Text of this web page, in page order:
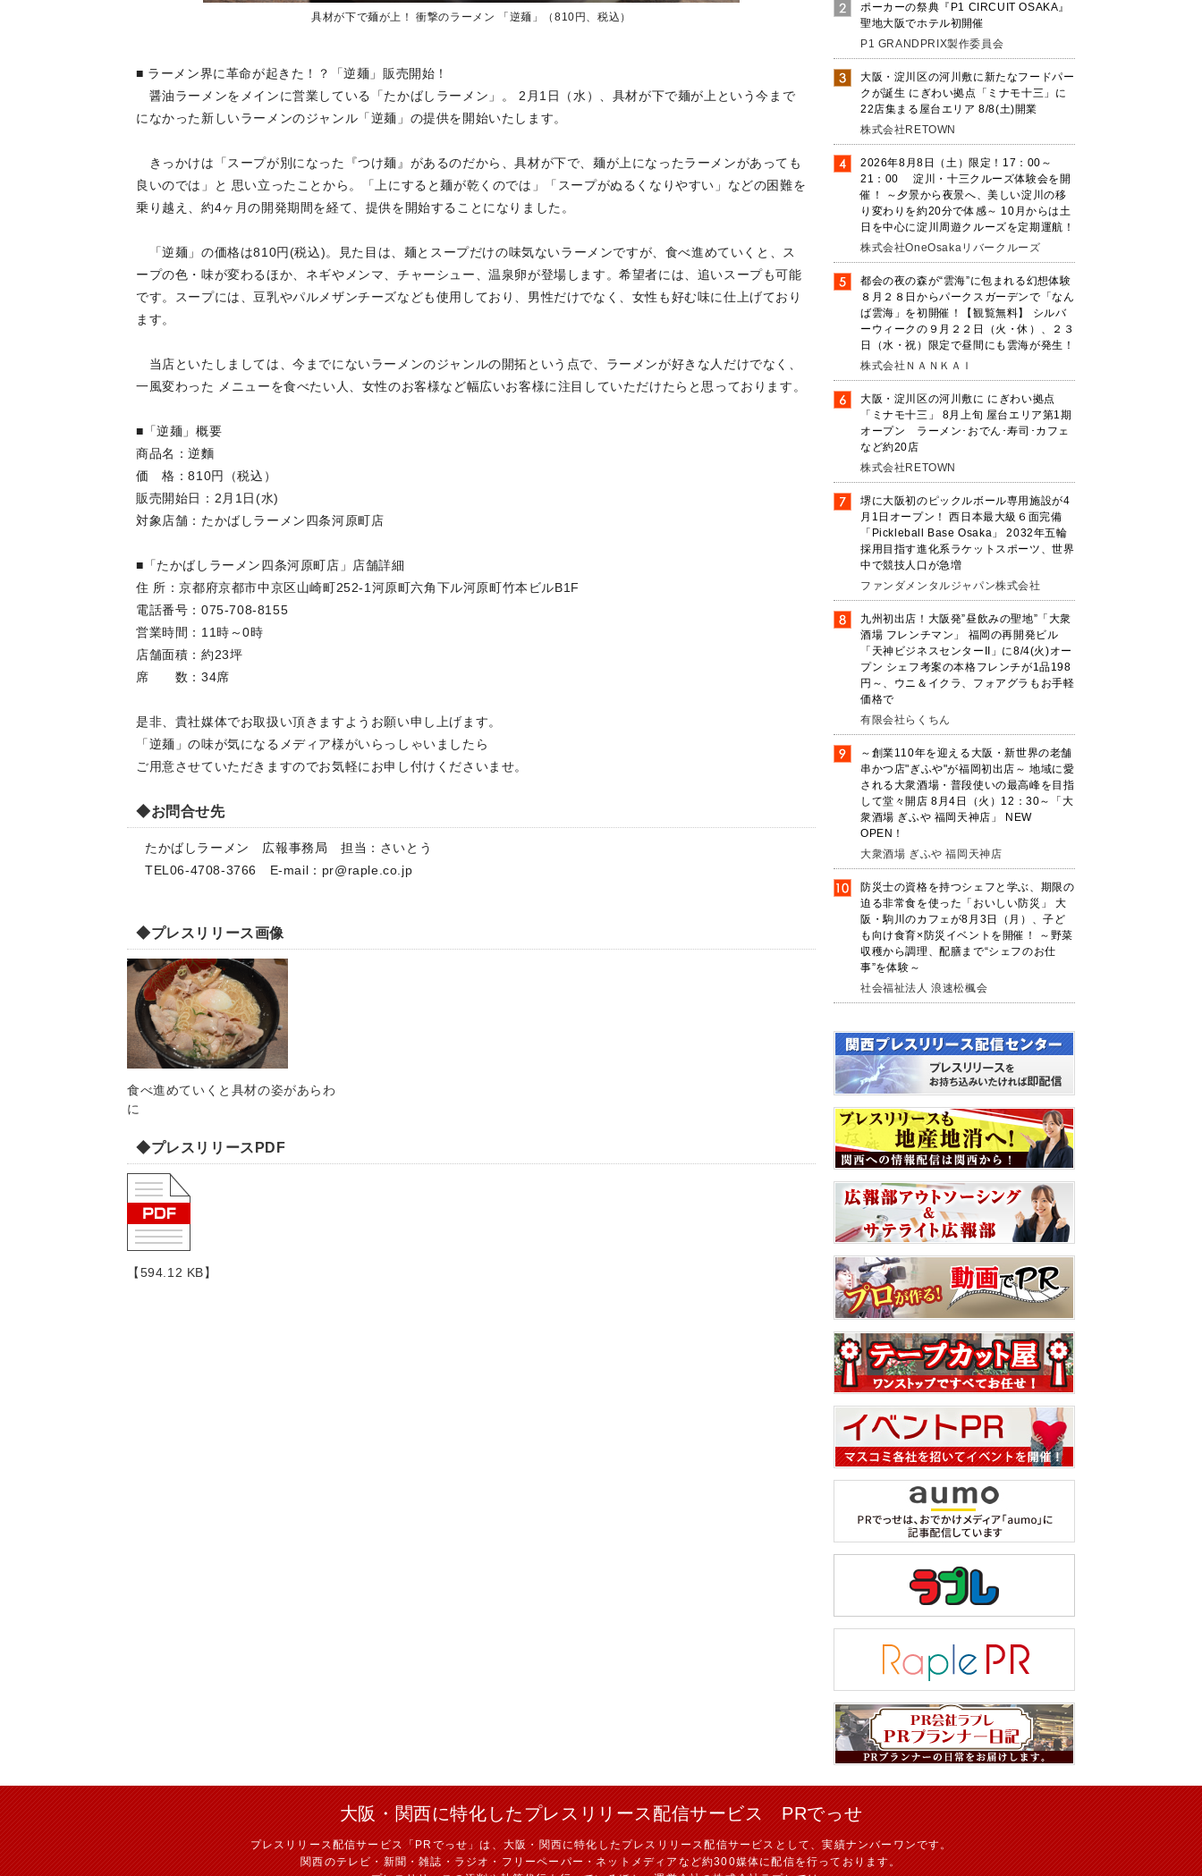
具材が下で麺が上！ 衝撃のラーメン 「逆麺」（810円、税込）
■ ラーメン界に革命が起きた！？「逆麺」販売開始！
醤油ラーメンをメインに営業している「たかばしラーメン」。 2月1日（水）、具材が下で麺が上という今まで
になかった新しいラーメンのジャンル「逆麺」の提供を開始いたします。
きっかけは「スープが別になった『つけ麺』があるのだから、具材が下で、麺が上になったラーメンがあっても
良いのでは」と 思い立ったことから。「上にすると麺が乾くのでは」「スープがぬるくなりやすい」などの困難を
乗り越え、約4ヶ月の開発期間を経て、提供を開始することになりました。
「逆麺」の価格は810円(税込)。見た目は、麺とスープだけの味気ないラーメンですが、食べ進めていくと、ス
ープの色・味が変わるほか、ネギやメンマ、チャーシュー、温泉卵が登場します。希望者には、追いスープも可能
です。スープには、豆乳やパルメザンチーズなども使用しており、男性だけでなく、女性も好む味に仕上げており
ます。
当店といたしましては、今までにないラーメンのジャンルの開拓という点で、ラーメンが好きな人だけでなく、
一風変わった メニューを食べたい人、女性のお客様など幅広いお客様に注目していただけたらと思っております。
■「逆麺」概要
商品名：逆麵
価 格：810円（税込）
販売開始日：2月1日(水)
対象店舗：たかばしラーメン四条河原町店
■「たかばしラーメン四条河原町店」店舗詳細
住 所：京都府京都市中京区山崎町252-1河原町六角下ル河原町竹本ビルB1F
電話番号：075-708-8155
営業時間：11時～0時
店舗面積：約23坪
席 数：34席
是非、貴社媒体でお取扱い頂きますようお願い申し上げます。
「逆麺」の味が気になるメディア様がいらっしゃいましたら
ご用意させていただきますのでお気軽にお申し付けくださいませ。
◆お問合せ先
たかばしラーメン 広報事務局 担当：さいとう
TEL06-4708-3766 E-mail： pr@raple.co.jp
◆プレスリリース画像
食べ進めていくと具材の姿があらわ
に
◆プレスリリースPDF
【594.12 KB】
ポーカーの祭典『P1 CIRCUIT OSAKA』
聖地大阪でホテル初開催
P1 GRANDPRIX製作委員会
大阪・淀川区の河川敷に新たなフードパー
クが誕生 にぎわい拠点「ミナモ十三」に
22店集まる屋台エリア 8/8(土)開業
株式会社RETOWN
2026年8月8日（土）限定！17：00～
21：00 淀川・十三クルーズ体験会を開
催！ ～夕景から夜景へ、美しい淀川の移
り変わりを約20分で体感～ 10月からは土
日を中心に淀川周遊クルーズを定期運航！
株式会社OneOsakaリバークルーズ
都会の夜の森が“雲海”に包まれる幻想体験
８月２８日からパークスガーデンで「なん
ば雲海」を初開催！【観覧無料】 シルバ
ーウィークの９月２２日（火・休）、２３
日（水・祝）限定で昼間にも雲海が発生！
株式会社ＮＡＮＫＡＩ
大阪・淀川区の河川敷に にぎわい拠点
「ミナモ十三」 8月上旬 屋台エリア第1期
オープン ラーメン･おでん･寿司･カフェ
など約20店
株式会社RETOWN
堺に大阪初のピックルボール専用施設が4
月1日オープン！ 西日本最大級６面完備
「Pickleball Base Osaka」 2032年五輪
採用目指す進化系ラケットスポーツ、世界
中で競技人口が急増
ファンダメンタルジャパン株式会社
九州初出店！大阪発”昼飲みの聖地”「大衆
酒場 フレンチマン」 福岡の再開発ビル
「天神ビジネスセンターII」に8/4(火)オー
プン シェフ考案の本格フレンチが1品198
円～、ウニ＆イクラ、フォアグラもお手軽
価格で
有限会社らくちん
～創業110年を迎える大阪・新世界の老舗
串かつ店"ぎふや"が福岡初出店～ 地域に愛
される大衆酒場・普段使いの最高峰を目指
して堂々開店 8月4日（火）12：30～「大
衆酒場 ぎふや 福岡天神店」 NEW
OPEN！
大衆酒場 ぎふや 福岡天神店
防災士の資格を持つシェフと学ぶ、期限の
迫る非常食を使った「おいしい防災」 大
阪・駒川のカフェが8月3日（月）、子ど
も向け食育×防災イベントを開催！ ～野菜
収穫から調理、配膳まで“シェフのお仕
事”を体験～
社会福祉法人 浪速松楓会
大阪・関西に特化したプレスリリース配信サービス PRでっせ
プレスリリース配信サービス「PRでっせ」は、大阪・関西に特化したプレスリリース配信サービスとして、実績ナンバーワンです。
関西のテレビ・新聞・雑誌・ラジオ・フリーペーパー・ネットメディアなど約300媒体に配信を行っております。